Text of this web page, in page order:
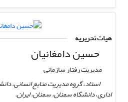
هیات تحریریه
حسین دامغانیان
مدیریت رفتار سازمانی
استاد، گروه مدیریت منابع انسانی،
اداری، دانشگاه سمنان، سمنان، ایران.